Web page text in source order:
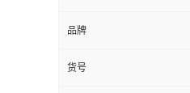
品牌
货号